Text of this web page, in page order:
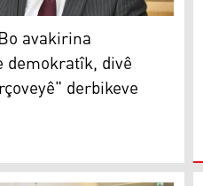
avakirina
demokratîk, divê
derbikeve